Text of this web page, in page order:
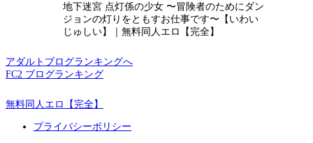
地下迷宮 点灯係の少女 〜冒険者のためにダン
ジョンの灯りをともすお仕事です〜【いわい
じゅしい】｜無料同人エロ【完全】
アダルトブログランキングへ
FC2 ブログランキング
無料同人エロ【完全】
プライバシーポリシー